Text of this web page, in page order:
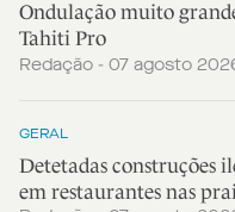
Ondulação muito
Tahiti Pro
Redação - 07 agosto
GERAL
Detetadas construções
em restaurantes nas